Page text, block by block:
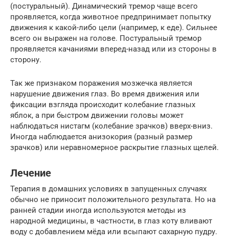
(постуральный). Динамический тремор чаще всего
проявляется, когда животное предпринимает попытку
движения к какой-либо цели (например, к еде). Сильнее
всего он выражен на голове. Постуральный тремор
проявляется качаниями вперед-назад или из стороны в
сторону.
Так же признаком поражения мозжечка является
нарушение движения глаз. Во время движения или
фиксации взгляда происходит колебание глазных
яблок, а при быстром движении головы может
наблюдаться нистагм (колебание зрачков) вверх-вниз.
Иногда наблюдается анизокория (разный размер
зрачков) или неравномерное раскрытие глазных щелей.
Лечение
Терапия в домашних условиях в запущенных случаях
обычно не приносит положительного результата. Но на
ранней стадии иногда используются методы из
народной медицины, в частности, в глаз коту вливают
воду с добавлением мёда или всыпают сахарную пудру.